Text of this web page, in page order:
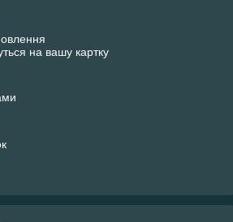
на вашу картку